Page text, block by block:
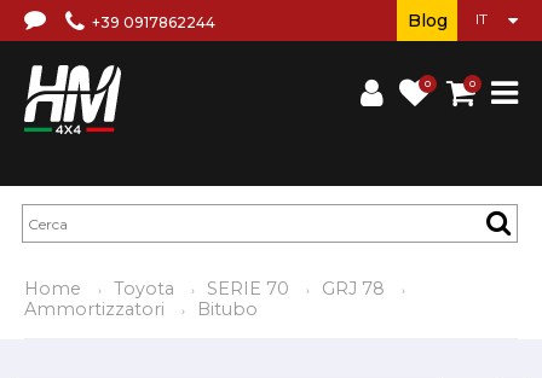
+39 0917862244
0 0
Blog
Home Toyota SERIE 70
GRJ 78
Ammortizzatori
Bitubo